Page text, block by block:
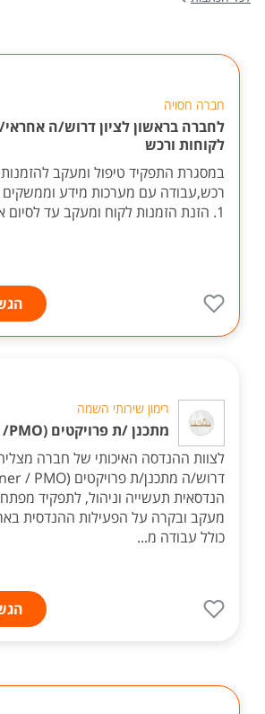
חברה חסויה
לחברה בראשון לציון דרוש/ה
לקוחות ורכש
במסגרת התפקיד טיפול ומעקב להזמנות
רכש,עבודה עם מערכות מידע וממשקים
1. הזנת הזמנות לקוח ומעקב עד לסיום אספקה. 2...
רימון שירותי השמה
מתכנן /ת פרויקטים (Planner /PMO)
לצוות ההנדסה האיכותי של חברה
הנדסאית תעשייה וניהול, לתפקיד מפתח
מעקב ובקרה על הפעילות ההנדסית
כולל עבודה מ...